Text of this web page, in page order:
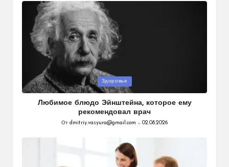
Опубликовано
в
Здоровье
Любимое блюдо Эйнштейна, которое ему
рекомендовал врач
От dmitriy.vasyura@gmail.com 02.08.2026